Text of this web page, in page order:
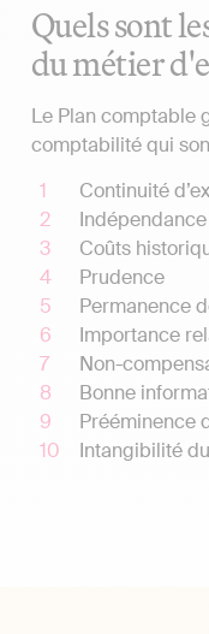
Quels sont
du métier
Le Plan comptable
comptabilité qui
Continuité
Coûts
Prudence
Permanence
Importance
Non-
Bonne
Prééminence
Intangibilité